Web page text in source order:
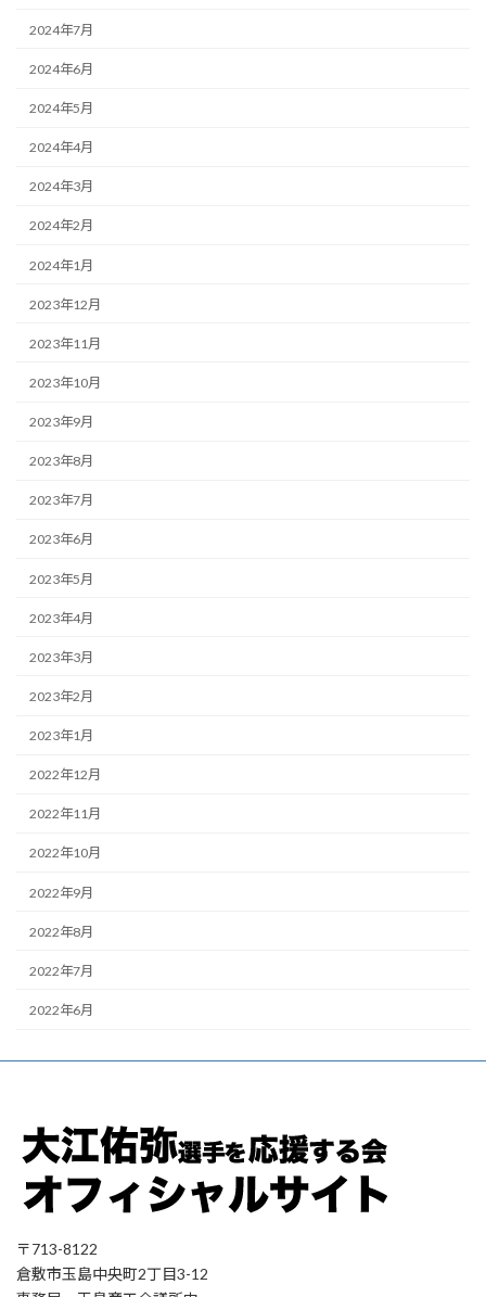
2024年7月
2024年6月
2024年5月
2024年4月
2024年3月
2024年2月
2024年1月
2023年12月
2023年11月
2023年10月
2023年9月
2023年8月
2023年7月
2023年6月
2023年5月
2023年4月
2023年3月
2023年2月
2023年1月
2022年12月
2022年11月
2022年10月
2022年9月
2022年8月
2022年7月
2022年6月
〒713-8122
倉敷市玉島中央町2丁目3-12